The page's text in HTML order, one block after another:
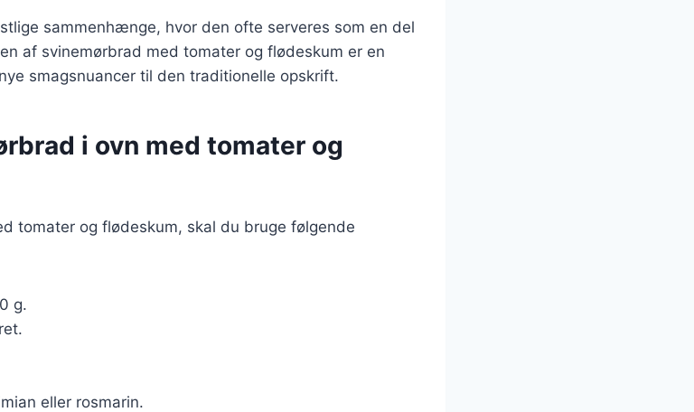
sammenhænge, hvor den ofte serveres som en del
af svinemørbrad med tomater og flødeskum er en
smagsnuancer til den traditionelle opskrift.
i ovn med tomater og
tomater og flødeskum, skal du bruge følgende
g.
eller rosmarin.